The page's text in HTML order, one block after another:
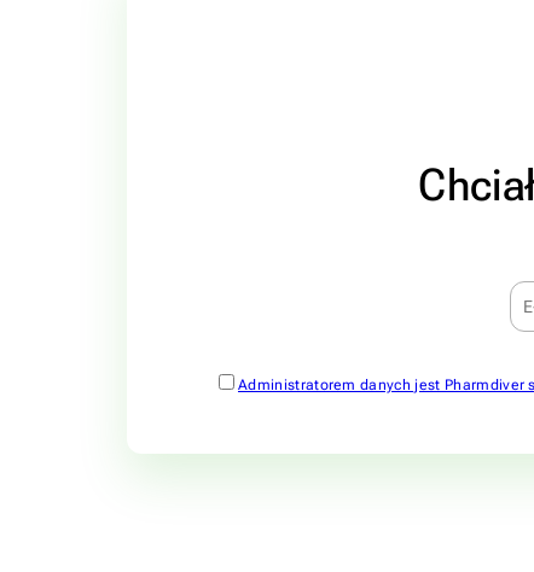
Administratorem danych jest Pharmdiver